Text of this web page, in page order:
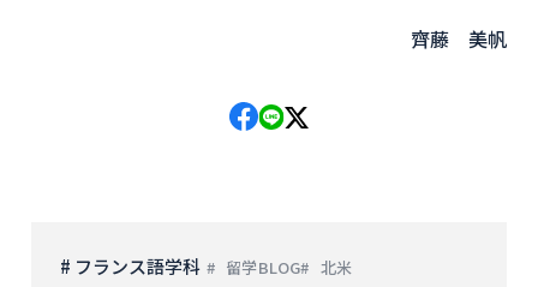
齊藤 美帆
# フランス語学科 留学BLOG 北米